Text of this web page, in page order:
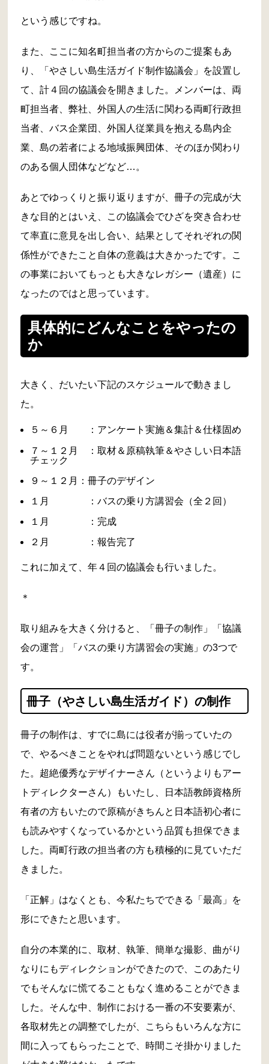
という感じですね。
また、ここに知名町担当者の方からのご提案もあ
り、「やさしい島生活ガイド制作協議会」を設置し
て、計４回の協議会を開きました。メンバーは、両
町担当者、弊社、外国人の生活に関わる両町行政担
当者、バス企業団、外国人従業員を抱える島内企
業、島の若者による地域振興団体、そのほか関わり
のある個人団体などなど…。
あとでゆっくりと振り返りますが、冊子の完成が大
きな目的とはいえ、この協議会でひざを突き合わせ
て率直に意見を出し合い、結果としてそれぞれの関
係性ができたこと自体の意義は大きかったです。こ
の事業においてもっとも大きなレガシー（遺産）に
なったのではと思っています。
具体的にどんなことをやったの
か
大きく、だいたい下記のスケジュールで動きまし
た。
５～６月 ：アンケート実施＆集計＆仕様固め
７～１２月 ：取材＆原稿執筆＆やさしい日本語
チェック
９～１２月：冊子のデザイン
１月 ：バスの乗り方講習会（全２回）
１月 ：完成
２月 ：報告完了
これに加えて、年４回の協議会も行いました。
＊
取り組みを大きく分けると、「冊子の制作」「協議
会の運営」「バスの乗り方講習会の実施」の3つで
す。
冊子（やさしい島生活ガイド）の制作
冊子の制作は、すでに島には役者が揃っていたの
で、やるべきことをやれば問題ないという感じでし
た。超絶優秀なデザイナーさん（というよりもアー
トディレクターさん）もいたし、日本語教師資格所
有者の方もいたので原稿がきちんと日本語初心者に
も読みやすくなっているかという品質も担保できま
した。両町行政の担当者の方も積極的に見ていただ
きました。
「正解」はなくとも、今私たちでできる「最高」を
形にできたと思います。
自分の本業的に、取材、執筆、簡単な撮影、曲がり
なりにもディレクションができたので、このあたり
でもそんなに慌てることもなく進めることができま
した。そんな中、制作における一番の不安要素が、
各取材先との調整でしたが、こちらもいろんな方に
間に入ってもらったことで、時間こそ掛かりました